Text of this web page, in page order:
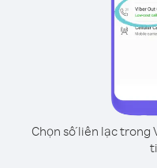
Chọn số liên lạc trong